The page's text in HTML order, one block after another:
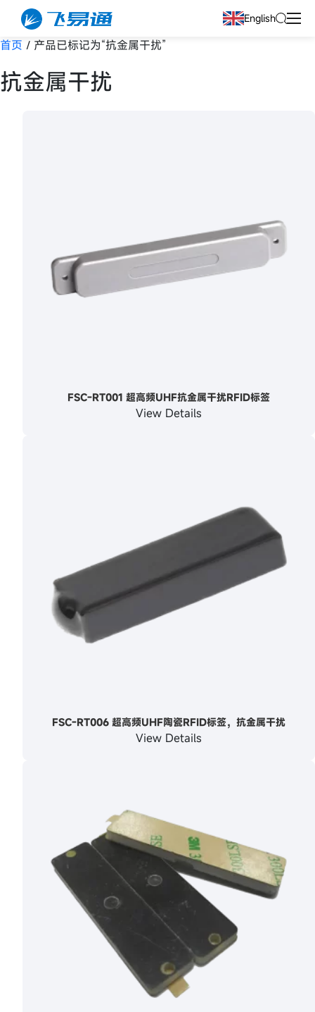
English
首页 / 产品已标记为“抗金属干扰”
抗金属干扰
FSC-RT001 超高频UHF抗金属干扰RFID标签
View Details
FSC-RT006 超高频UHF陶瓷RFID标签，抗金属干扰
View Details